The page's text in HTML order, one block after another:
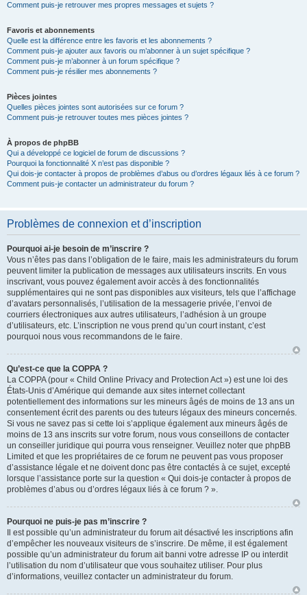
Comment puis-je retrouver mes propres messages et sujets ?
Favoris et abonnements
Quelle est la différence entre les favoris et les abonnements ?
Comment puis-je ajouter aux favoris ou m’abonner à un sujet spécifique ?
Comment puis-je m’abonner à un forum spécifique ?
Comment puis-je résilier mes abonnements ?
Pièces jointes
Quelles pièces jointes sont autorisées sur ce forum ?
Comment puis-je retrouver toutes mes pièces jointes ?
À propos de phpBB
Qui a développé ce logiciel de forum de discussions ?
Pourquoi la fonctionnalité X n’est pas disponible ?
Qui dois-je contacter à propos de problèmes d’abus ou d’ordres légaux liés à ce forum ?
Comment puis-je contacter un administrateur du forum ?
Problèmes de connexion et d’inscription
Pourquoi ai-je besoin de m’inscrire ?
Vous n’êtes pas dans l’obligation de le faire, mais les administrateurs du forum
peuvent limiter la publication de messages aux utilisateurs inscrits. En vous
inscrivant, vous pouvez également avoir accès à des fonctionnalités
supplémentaires qui ne sont pas disponibles aux visiteurs, tels que l’affichage
d’avatars personnalisés, l’utilisation de la messagerie privée, l’envoi de
courriers électroniques aux autres utilisateurs, l’adhésion à un groupe
d’utilisateurs, etc. L’inscription ne vous prend qu’un court instant, c’est
pourquoi nous vous recommandons de le faire.
Qu’est-ce que la COPPA ?
La COPPA (pour « Child Online Privacy and Protection Act ») est une loi des
États-Unis d’Amérique qui demande aux sites internet collectant
potentiellement des informations sur les mineurs âgés de moins de 13 ans un
consentement écrit des parents ou des tuteurs légaux des mineurs concernés.
Si vous ne savez pas si cette loi s’applique également aux mineurs âgés de
moins de 13 ans inscrits sur votre forum, nous vous conseillons de contacter
un conseiller juridique qui pourra vous renseigner. Veuillez noter que phpBB
Limited et que les propriétaires de ce forum ne peuvent pas vous proposer
d’assistance légale et ne doivent donc pas être contactés à ce sujet, excepté
lorsque l’assistance porte sur la question « Qui dois-je contacter à propos de
problèmes d’abus ou d’ordres légaux liés à ce forum ? ».
Pourquoi ne puis-je pas m’inscrire ?
Il est possible qu’un administrateur du forum ait désactivé les inscriptions afin
d’empêcher les nouveaux visiteurs de s’inscrire. De même, il est également
possible qu’un administrateur du forum ait banni votre adresse IP ou interdit
l’utilisation du nom d’utilisateur que vous souhaitez utiliser. Pour plus
d’informations, veuillez contacter un administrateur du forum.